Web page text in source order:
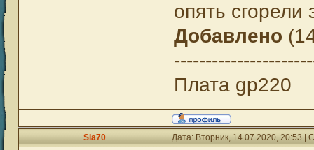
опять сгорели
Добавлено
Плата gp220
Sla70 Дата: Вторник, 14.07.2020, 20:53 |